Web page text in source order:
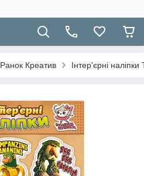
Ранок Креатив Інтер'єрні